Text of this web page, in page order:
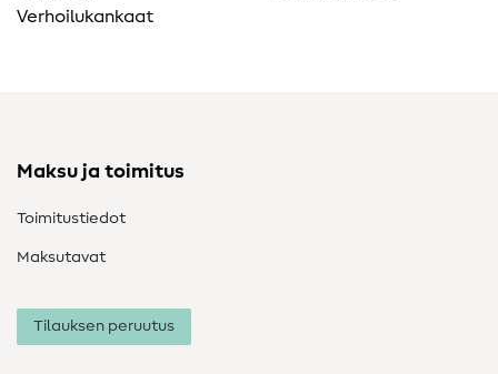
Verhoilukankaat
Maksu ja toimitus
Toimitustiedot
Maksutavat
Tilauksen peruutus